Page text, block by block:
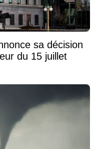
sa décision
du 15 juillet